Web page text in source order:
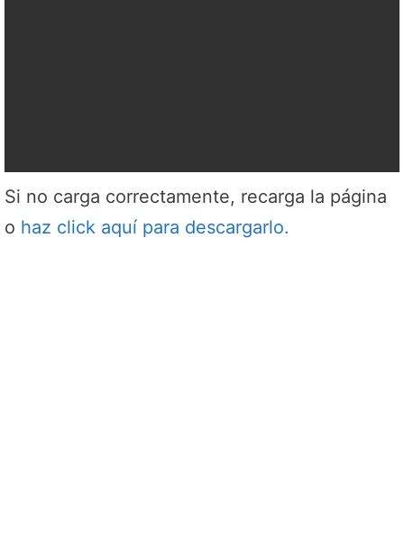
Si no carga correctamente, recarga la página
o haz click aquí para descargarlo.